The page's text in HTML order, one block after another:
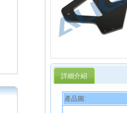
詳細介紹
產品圖: